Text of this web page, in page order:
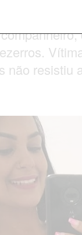
de
não resistiu